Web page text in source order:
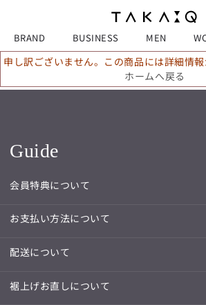
BRAND BUSINESS MEN
申し訳ございません。この商品には詳細情報
ホームへ戻る
Guide
会員特典について
お支払い方法について
配送について
裾上げお直しについて